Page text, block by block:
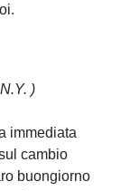
)
immediata
cambio
buongiorno